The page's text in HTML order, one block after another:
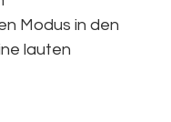
Modus in den
lauten